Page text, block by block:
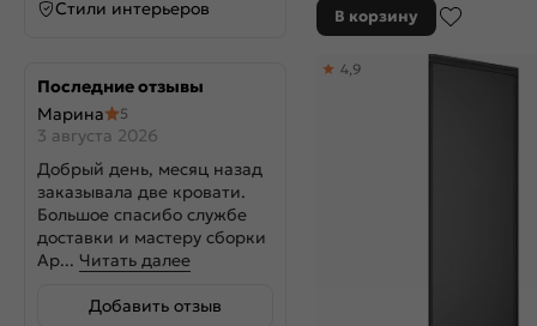
Стили интерьеров
Последние отзывы
Марина
5
3 августа 2026
Добрый день, месяц назад
заказывала две кровати.
Большое спасибо службе
доставки и мастеру сборки
Ар... Читать далее
Добавить отзыв
В корзину
4,9